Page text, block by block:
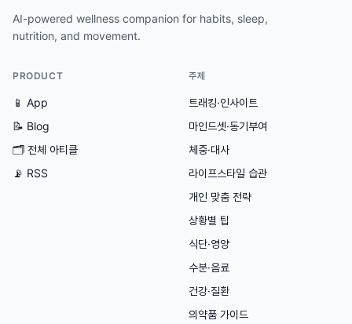
AI-powered wellness companion for habits, sleep,
nutrition, and movement.
PRODUCT
📱 App
📝 Blog
🗂 전체 아티클
📡 RSS
주제
트래킹·인사이트
마인드셋·동기부여
체중·대사
라이프스타일 습관
개인 맞춤 전략
상황별 팁
식단·영양
수분·음료
건강·질환
의약품 가이드